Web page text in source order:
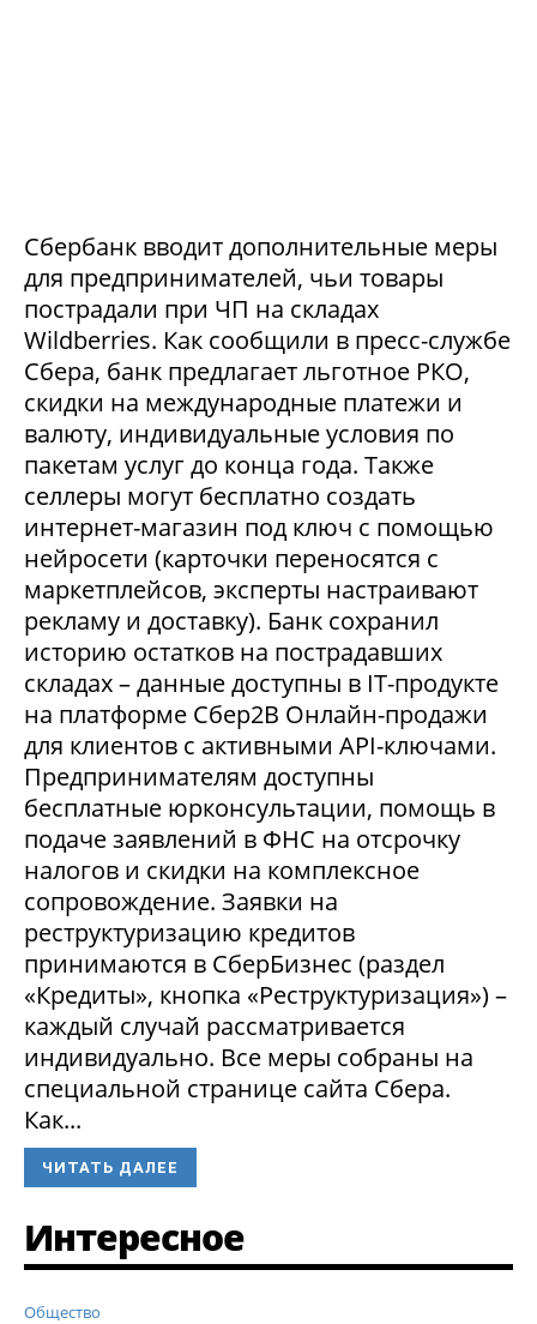
Сбербанк вводит дополнительные меры
для предпринимателей, чьи товары
пострадали при ЧП на складах
Wildberries. Как сообщили в пресс-службе
Сбера, банк предлагает льготное РКО,
скидки на международные платежи и
валюту, индивидуальные условия по
пакетам услуг до конца года. Также
селлеры могут бесплатно создать
интернет-магазин под ключ с помощью
нейросети (карточки переносятся с
маркетплейсов, эксперты настраивают
рекламу и доставку). Банк сохранил
историю остатков на пострадавших
складах – данные доступны в IT-продукте
на платформе Сбер2В Онлайн-продажи
для клиентов с активными API-ключами.
Предпринимателям доступны
бесплатные юрконсультации, помощь в
подаче заявлений в ФНС на отсрочку
налогов и скидки на комплексное
сопровождение. Заявки на
реструктуризацию кредитов
принимаются в СберБизнес (раздел
«Кредиты», кнопка «Реструктуризация») –
каждый случай рассматривается
индивидуально. Все меры собраны на
специальной странице сайта Сбера.
Как...
ЧИТАТЬ ДАЛЕЕ
Интересное
Общество